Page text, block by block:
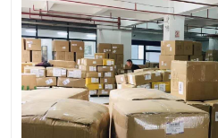
深圳DHL国际快递
UPS国际快递
深圳国际物流公司